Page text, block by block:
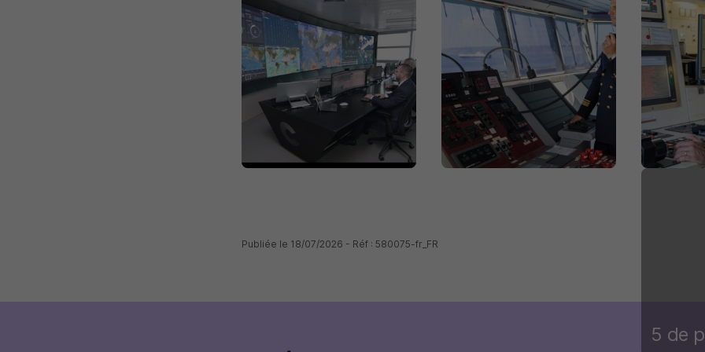
5 de
Publiée le 18/07/2026 - Réf : 580075-fr_FR